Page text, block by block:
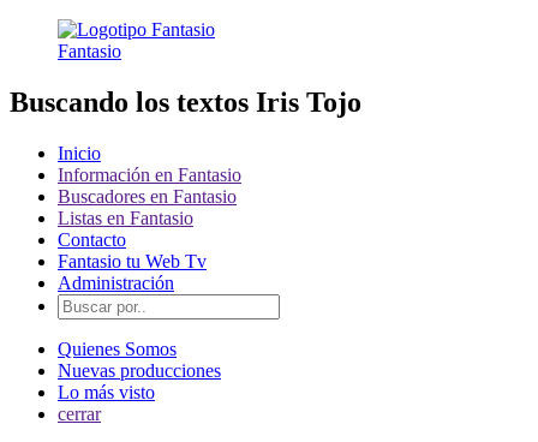
Fantasio
Buscando los textos Iris Tojo
Inicio
Información en Fantasio
Buscadores en Fantasio
Listas en Fantasio
Contacto
Fantasio tu Web Tv
Administración
Quienes Somos
Nuevas producciones
Lo más visto
cerrar